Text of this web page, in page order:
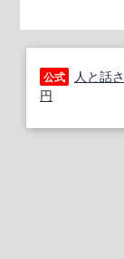
公式
人と話
円